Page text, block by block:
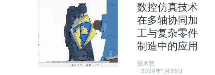
数控仿真技术
在多轴协同加
工与复杂零件
制造中的应用
技术慧
2024年1月26日